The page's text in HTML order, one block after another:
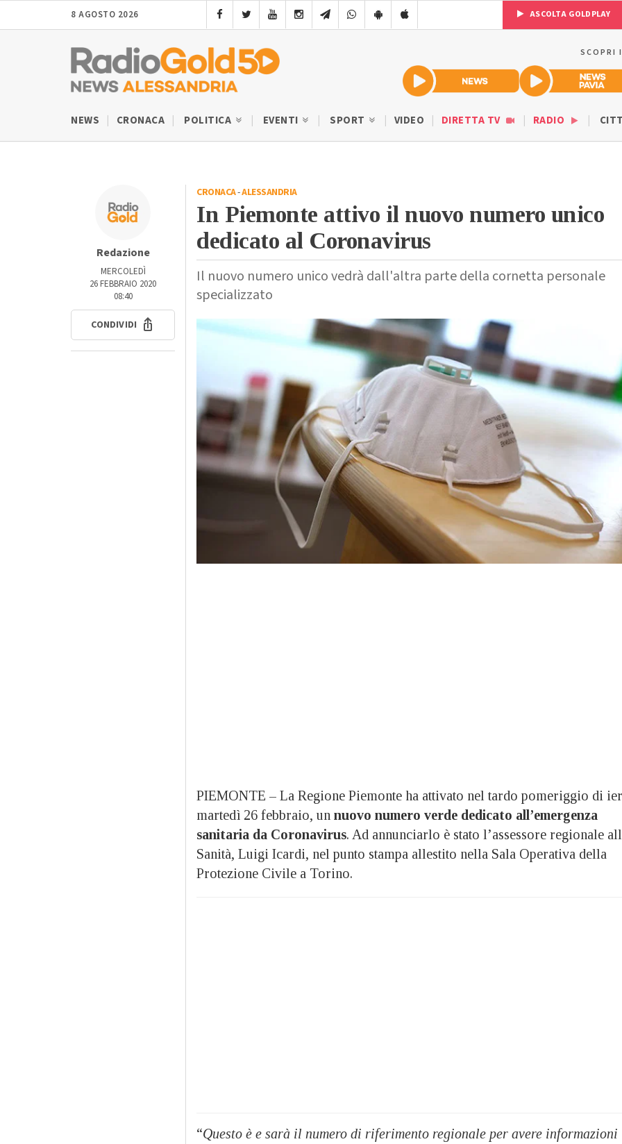
8 AGOSTO 2026 ASCOLTA GOLDPLAY
SCOPRI
NEWS CRONACA POLITICA EVENTI SPORT VIDEO DIRETTA TV RADIO
Redazione
MERCOLEDÌ
26 FEBBRAIO 2020
08:40
CONDIVIDI
CRONACA-ALESSANDRIA
In Piemonte attivo il nuovo numero unico
dedicato al Coronavirus
Il nuovo numero unico vedrà dall'altra parte della cornetta personale
specializzato
PIEMONTE – La Regione Piemonte ha attivato nel tardo pomeriggio di
martedì 26 febbraio, un nuovo numero verde dedicato all’emergenza
sanitaria da Coronavirus. Ad annunciarlo è stato l’assessore regionale
Sanità, Luigi Icardi, nel punto stampa allestito nella Sala Operativa della
Protezione Civile a Torino.
“Questo è e sarà il numero di riferimento regionale per avere informazioni